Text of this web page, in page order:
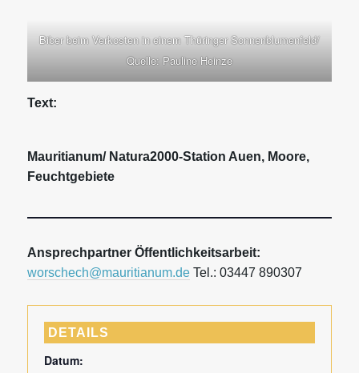
Biber beim Verkosten in einem Thüringer Sonnenblumenfeld/
Quelle: Pauline Heinze
Text:
Mauritianum/ Natura2000-Station Auen, Moore,
Feuchtgebiete
Ansprechpartner Öffentlichkeitsarbeit:
worschech@mauritianum.deTel.: 03447 890307
DETAILS
Datum: